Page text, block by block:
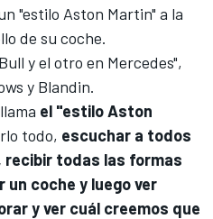
"estilo Aston Martin" a la
de su coche.
y el otro en Mercedes",
y Blandin.
el "estilo Aston
todo, escuchar a todos
recibir todas las formas
coche y luego ver
y ver cuál creemos que